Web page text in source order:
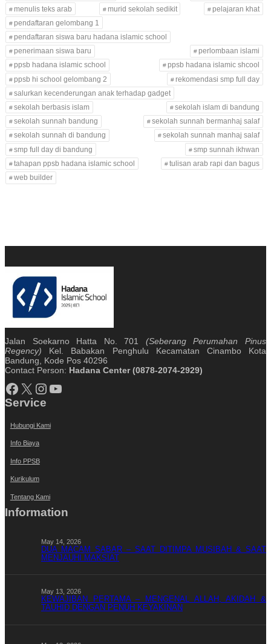
menulis teks arab
murid sekolah sedikit
pelajaran khat
pendaftaran gelombang 1
pendaftaran siswa baru hadana islamic school
penerimaan siswa baru
perlombaan islami
ppsb hadana islamic school
ppsb hadana islamic shcool
ppsb hi school gelombang 2
rekomendasi smp full day
salurkan kecenderungan anak terhadap gadget
sekolah berbasis islam
sekolah islam di bandung
sekolah sunnah bandung
sekolah sunnah bermanhaj salaf
sekolah sunnah di bandung
sekolah sunnah manhaj salaf
smp full day di bandung
smp sunnah ikhwan
tahapan ppsb hadana islamic school
tulisan arab rapi dan bagus
web builder
Jalan Soekarno Hatta No. 701 (Seberang Perumahan Pinus
Regency) Kel. Babakan Penghulu Kecamatan Cinambo Kota
Bandung, Kode Pos 40296
Contact Person: Hadana Center (0878-2074-2929)
Facebook X Instagram YouTube
Service
Hubungi Kami
Info Biaya
Info PPSB
Kurikulum
Tentang Kami
Information
May 14, 2026
DUA MACAM SABAR – SAAT DITIMPA MUSIBAH & SAAT
MENJAUHI MAKSIAT
May 13, 2026
KEWAJIBAN PERTAMA – MENGENAL ALLAH, AKIDAH &
TAUHID DENGAN PENUH KEYAKINAN